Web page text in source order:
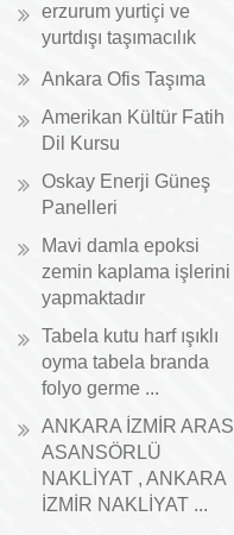
erzurum yurtiçi ve
yurtdışı taşımacılık
Ankara Ofis Taşıma
Amerikan Kültür Fatih
Dil Kursu
Oskay Enerji Güneş
Panelleri
Mavi damla epoksi
zemin kaplama işlerini
yapmaktadır
Tabela kutu harf ışıklı
oyma tabela branda
folyo germe ...
ANKARA İZMİR ARASI
ASANSÖRLÜ
NAKLİYAT , ANKARA
İZMİR NAKLİYAT ...